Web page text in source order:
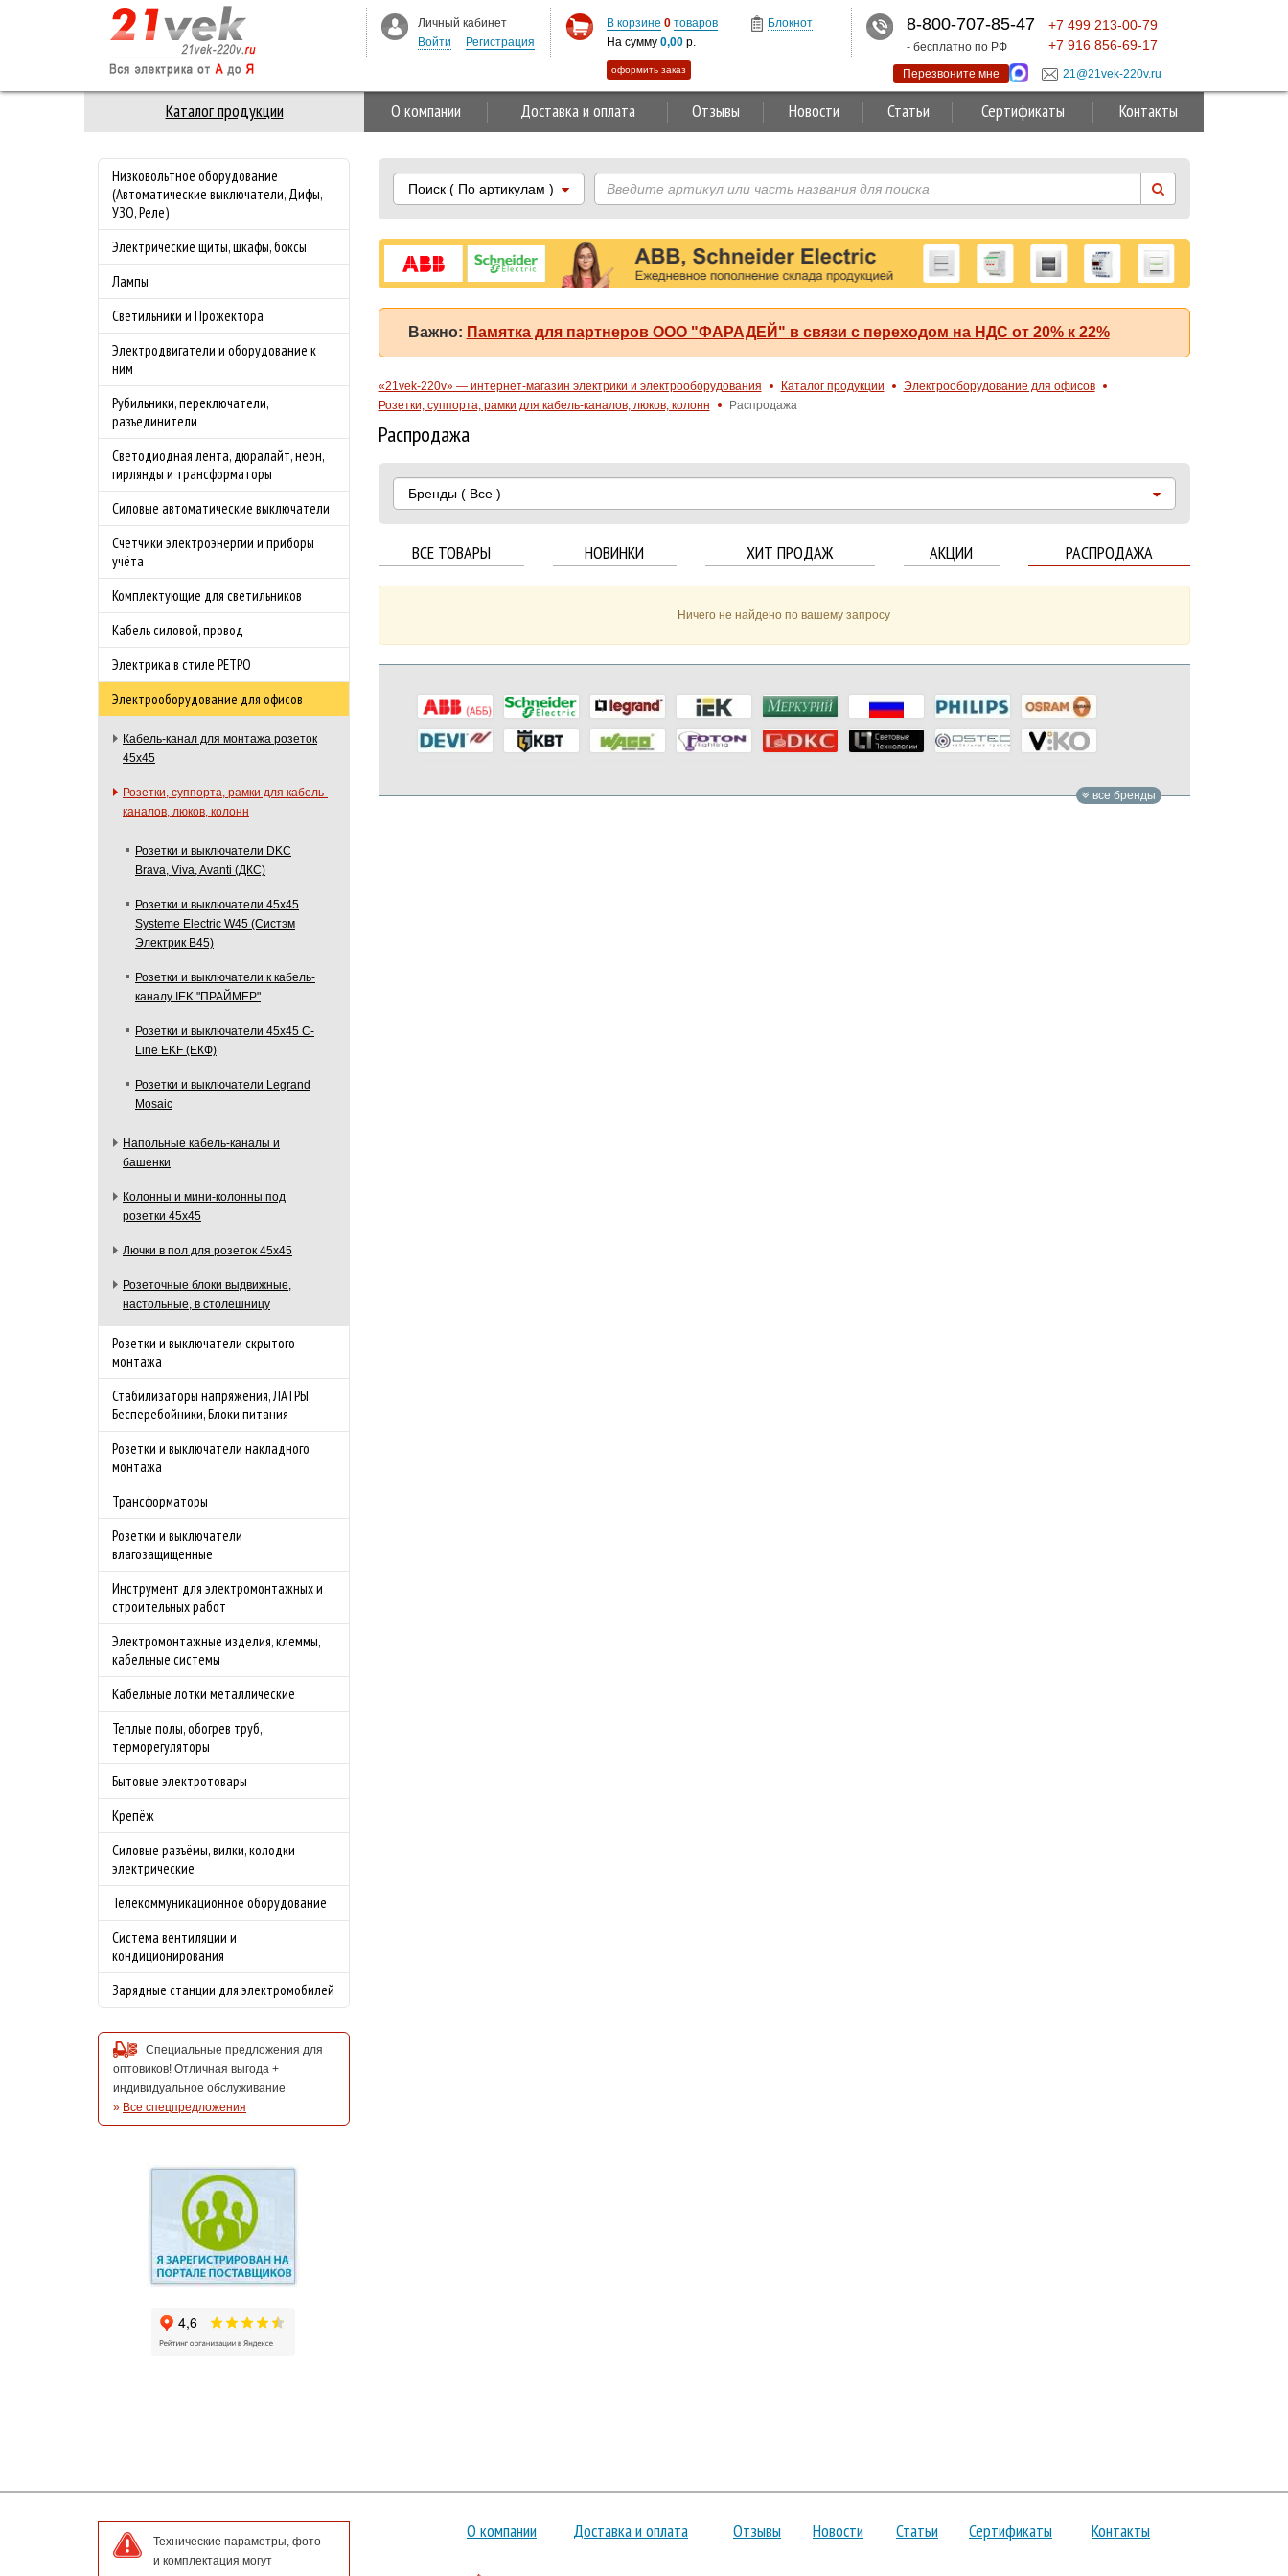
Каталог продукции О компании Доставка и оплата Отзывы Новости Статьи Сертификаты Контакты
Низковольтное оборудование
(Автоматические выключатели, Дифы,
УЗО, Реле)
Электрические щиты, шкафы, боксы
Лампы
Светильники и Прожектора
Электродвигатели и оборудование к
ним
Рубильники, переключатели,
разъединители
Светодиодная лента, дюралайт, неон,
гирлянды и трансформаторы
Силовые автоматические выключатели
Счетчики электроэнергии и приборы
учёта
Комплектующие для светильников
Кабель силовой, провод
Электрика в стиле РЕТРО
Электрооборудование для офисов
Кабель-канал для монтажа розеток
45х45
Розетки, суппорта, рамки для кабель-
каналов, люков, колонн
Розетки и выключатели DKC
Brava, Viva, Avanti (ДКС)
Розетки и выключатели 45х45
Systeme Electric W45 (Систэм
Электрик В45)
Розетки и выключатели к кабель-
каналу IEK "ПРАЙМЕР"
Розетки и выключатели 45х45 C-
Line EKF (ЕКФ)
Розетки и выключатели Legrand
Mosaic
Напольные кабель-каналы и
башенки
Колонны и мини-колонны под
розетки 45х45
Лючки в пол для розеток 45х45
Розеточные блоки выдвижные,
настольные, в столешницу
Розетки и выключатели скрытого
монтажа
Стабилизаторы напряжения, ЛАТРЫ,
Бесперебойники, Блоки питания
Розетки и выключатели накладного
монтажа
Трансформаторы
Розетки и выключатели
влагозащищенные
Инструмент для электромонтажных и
строительных работ
Электромонтажные изделия, клеммы,
кабельные системы
Кабельные лотки металлические
Теплые полы, обогрев труб,
терморегуляторы
Бытовые электротовары
Крепёж
Силовые разъёмы, вилки, колодки
электрические
Телекоммуникационное оборудование
Система вентиляции и
кондиционирования
Зарядные станции для электромобилей
Специальные предложения для
оптовиков! Отличная выгода +
индивидуальное обслуживание
» Все спецпредложения
Поиск( По артикулам )
Важно: Памятка для партнеров ООО "ФАРАДЕЙ" в связи с переходом на НДС от 20% к 22%
«21vek-220v» — интернет-магазин электрики и электрооборудования Каталог продукции
Электрооборудование для офисов
Розетки, суппорта, рамки для кабель-каналов, люков, колонн
Распродажа
Распродажа
Бренды( Все )
ВСЕ ТОВАРЫ НОВИНКИ ХИТ ПРОДАЖ АКЦИИ РАСПРОДАЖА
Ничего не найдено по вашему запросу
все бренды
Технические параметры, фото
и комплектация могут
О компании Доставка и оплата Отзывы Новости Статьи Сертификаты Контакты
Личный кабинет
Войти
Регистрация
В корзине 0 товаров
На сумму 0,00 р.
оформить заказ
Блокнот 8-800-707-85-47
- бесплатно по РФ
+7 499 213-00-79
+7 916 856-69-17
Перезвоните мне 21@21vek-220v.ru